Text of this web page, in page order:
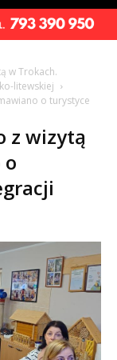
w Trokach.
litewskiej
o turystyce
z wizytą